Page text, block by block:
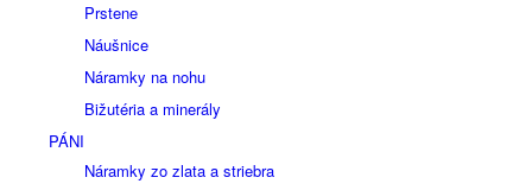
Prstene
Náušnice
Náramky na nohu
Bižutéria a minerály
PÁNI
Náramky zo zlata a striebra